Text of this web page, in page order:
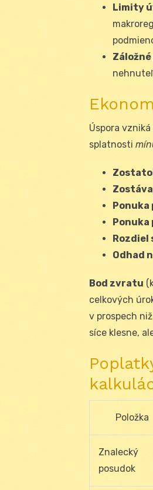
Limity
Úspora
splatnosti
Ponuka
Rozdiel
Odhad
Bod zvratu
celkových
v prospech
síce klesne,
Položka
Znalecký
posudok